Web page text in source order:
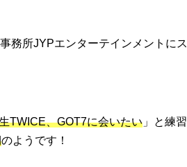
務所JYPエンターテインメントにス
TWICE、GOT7に会いたい 」と練習
のようです！